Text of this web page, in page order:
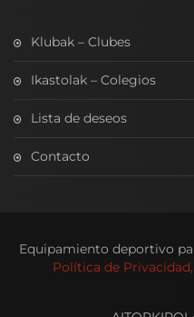
Klubak – Clubes
Ikastolak – Colegios
Lista de deseos
Contacto
Equipamiento deportivo
Política de